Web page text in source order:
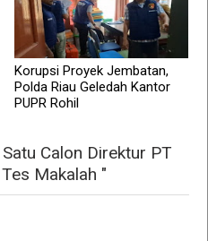
Korupsi Proyek Jembatan,
Polda Riau Geledah Kantor
PUPR Rohil
Calon Direktur PT
Makalah "